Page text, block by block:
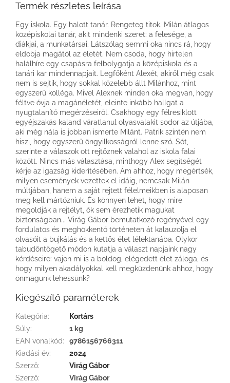
Termék részletes leírása
Egy iskola. Egy halott tanár. Rengeteg titok. Milán átlagos
középiskolai tanár, akit mindenki szeret: a felesége, a
diákjai, a munkatársai. Látszólag semmi oka nincs rá, hogy
eldobja magától az életét. Nem csoda, hogy hirtelen
halálhíre egy csapásra felbolygatja a középiskola és a
tanári kar mindennapjait. Legfőként Alexét, akiről még csak
nem is sejtik, hogy sokkal közelebb állt Milánhoz, mint
egyszerű kolléga. Mivel Alexnek minden oka megvan, hogy
féltve óvja a magánéletét, eleinte inkább hallgat a
nyugtalanító megérzéseiről. Csakhogy egy félresiklott
egyéjszakás kaland váratlanul olyasvalakit sodor az útjába,
aki még nála is jobban ismerte Milánt. Patrik szintén nem
hiszi, hogy egyszerű öngyilkosságról lenne szó. Sőt,
szerinte a válaszok ott rejtőznek valahol az iskola falai
között. Nincs más választása, minthogy Alex segítségét
kérje az igazság kiderítésében. Ám ahhoz, hogy megértsék,
milyen események vezettek el idáig, nemcsak Milán
múltjában, hanem a saját rejtett félelmeikben is alaposan
meg kell mártózniuk. És könnyen lehet, hogy mire
megoldják a rejtélyt, ők sem érezhetik magukat
biztonságban... Virág Gábor bemutatkozó regényével egy
fordulatos és meghökkentő történeten át kalauzolja el
olvasóit a bujkálás és a kettős élet lélektanába. Olykor
tabudöntögető módon kutatja a választ napjaink nagy
kérdéseire: vajon mi is a boldog, elégedett élet záloga, és
hogy milyen akadályokkal kell megküzdenünk ahhoz, hogy
önmagunk lehessünk?
Kiegészítő paraméterek
Kategória:
Kortárs
Súly:
1 kg
EAN vonalkód:
9786156766311
Kiadási év:
2024
Szerző:
Virág Gábor
Szerző:
Virág Gábor